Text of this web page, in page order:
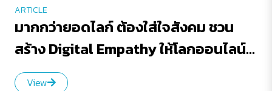
ARTICLE
มากกว่ายอดไลก์ ต้องใส่ใจสังคม ชวน
สร้าง Digital Empathy ให้โลกออนไลน์
เป็นพื้นที่ที่น่าอยู่กว่าเดิม
View